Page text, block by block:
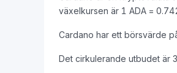
Det cirkulerande utbudet är